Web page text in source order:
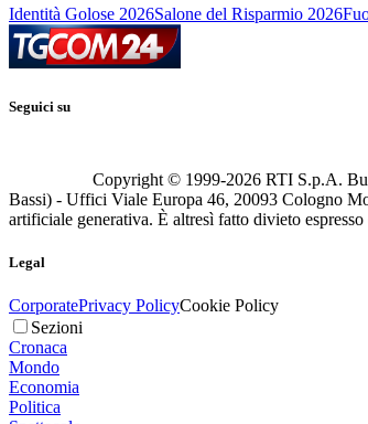
Identità Golose 2026Salone del Risparmio 2026
Seguici su
Copyright © 1999-2026 RTI S.p.A.
Bassi) - Uffici Viale Europa 46, 20093 Cologno
artificiale generativa. È altresì fatto divieto
Legal
CorporatePrivacy PolicyCookie Policy
Sezioni
Cronaca
Mondo
Economia
Politica